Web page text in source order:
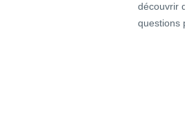
découvrir
questions